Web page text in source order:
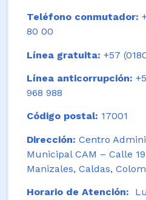
Teléfono conmutador:
80 00
Línea gratuita: +57
Línea anticorrupción:
968 988
Código postal: 17001
Dirección: Centro
Municipal CAM – Calle
Manizales, Caldas,
Horario de Atención: